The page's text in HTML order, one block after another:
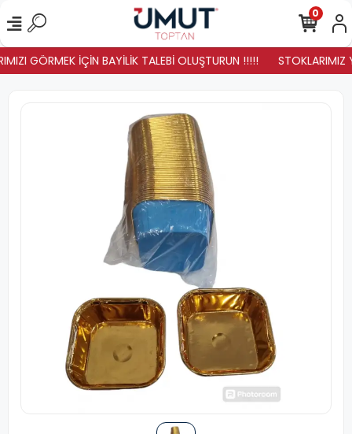
GÖRMEK İÇİN BAYİLİK TALEBİ OLUŞTURUN !!!!! STOKLARIMIZ
0